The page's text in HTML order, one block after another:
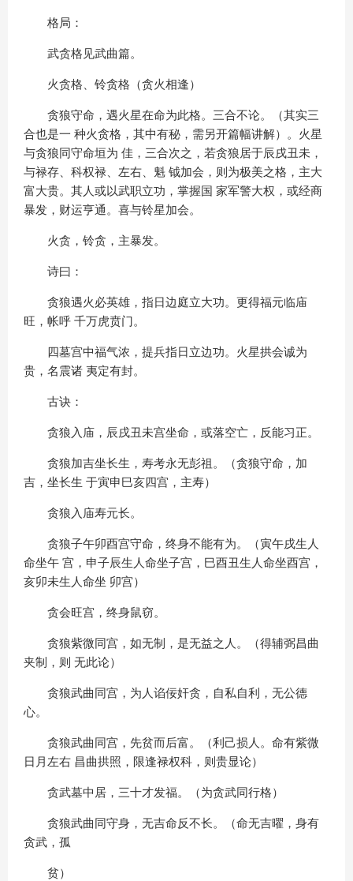
格局：
武贪格见武曲篇。
火贪格、铃贪格（贪火相逢）
贪狼守命，遇火星在命为此格。三合不论。（其实三
合也是一 种火贪格，其中有秘，需另开篇幅讲解）。火星
与贪狼同守命垣为 佳，三合次之，若贪狼居于辰戌丑未，
与禄存、科权禄、左右、魁 钺加会，则为极美之格，主大
富大贵。其人或以武职立功，掌握国 家军警大权，或经商
暴发，财运亨通。喜与铃星加会。
火贪，铃贪，主暴发。
诗曰：
贪狼遇火必英雄，指日边庭立大功。更得福元临庙
旺，帐呼 千万虎贲门。
四墓宫中福气浓，提兵指日立边功。火星拱会诚为
贵，名震诸 夷定有封。
古诀：
贪狼入庙，辰戌丑未宫坐命，或落空亡，反能习正。
贪狼加吉坐长生，寿考永无彭祖。（贪狼守命，加
吉，坐长生 于寅申巳亥四宫，主寿）
贪狼入庙寿元长。
贪狼子午卯酉宫守命，终身不能有为。（寅午戌生人
命坐午 宫，申子辰生人命坐子宫，巳酉丑生人命坐酉宫，
亥卯未生人命坐 卯宫）
贪会旺宫，终身鼠窃。
贪狼紫微同宫，如无制，是无益之人。（得辅弼昌曲
夹制，则 无此论）
贪狼武曲同宫，为人谄佞奸贪，自私自利，无公德
心。
贪狼武曲同宫，先贫而后富。（利己损人。命有紫微
日月左右 昌曲拱照，限逢禄权科，则贵显论）
贪武墓中居，三十才发福。（为贪武同行格）
贪狼武曲同守身，无吉命反不长。（命无吉曜，身有
贪武，孤
贫）